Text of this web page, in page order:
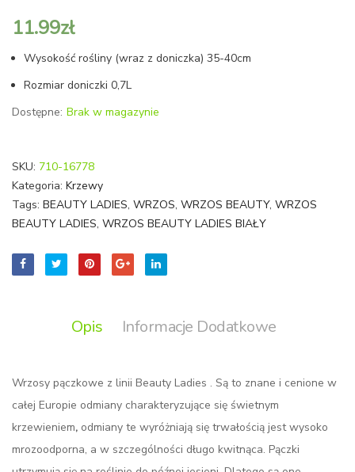
11.99zł
Wysokość rośliny (wraz z doniczka) 35-40cm
Rozmiar doniczki 0,7L
Dostępne: Brak w magazynie
SKU: 710-16778
Kategoria: Krzewy
Tags: BEAUTY LADIES, WRZOS, WRZOS BEAUTY, WRZOS
BEAUTY LADIES, WRZOS BEAUTY LADIES BIAŁY
Opis Informacje Dodatkowe
Wrzosy pączkowe z linii Beauty Ladies . Są to znane i cenione w
całej Europie odmiany charakteryzujące się świetnym
krzewieniem, odmiany te wyróżniają się trwałością jest wysoko
mrozoodporna, a w szczególności długo kwitnąca. Pączki